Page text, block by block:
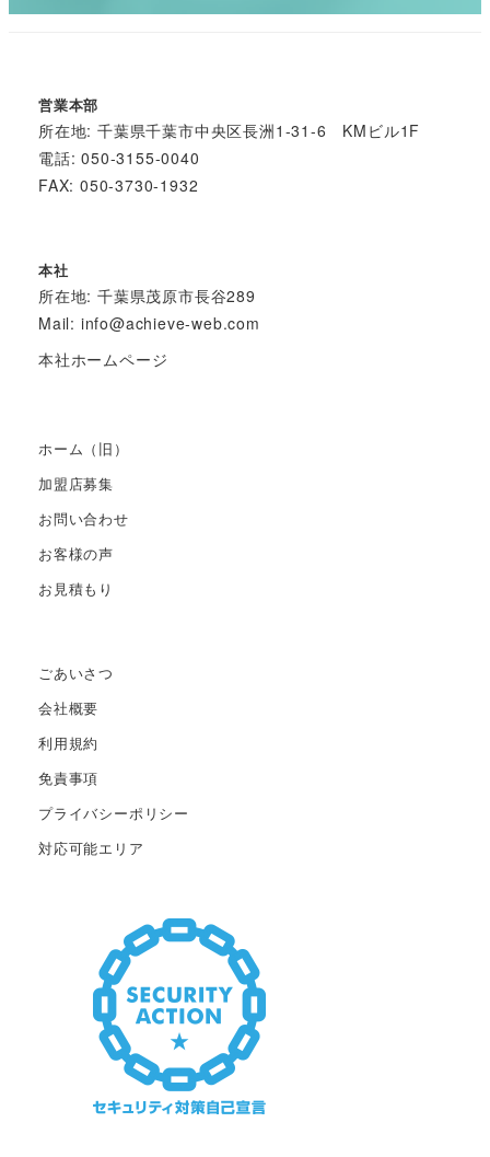
営業本部
所在地: 千葉県千葉市中央区長洲1-31-6 KMビル1F
電話: 050-3155-0040
FAX: 050-3730-1932
本社
所在地: 千葉県茂原市長谷289
Mail: info@achieve-web.com
本社ホームページ
ホーム（旧）
加盟店募集
お問い合わせ
お客様の声
お見積もり
ごあいさつ
会社概要
利用規約
免責事項
プライバシーポリシー
対応可能エリア